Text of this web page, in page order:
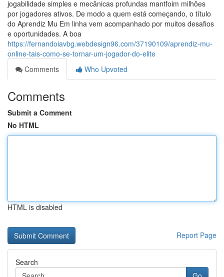
jogabilidade simples e mecânicas profundas mantfoim milhões
por jogadores ativos. De modo a quem está começando, o título
do Aprendiz Mu Em linha vem acompanhado por muitos desafios
e oportunidades. A boa
https://fernandoiavbg.webdesign96.com/37190109/aprendiz-mu-
online-tais-como-se-tornar-um-jogador-do-elite
Comments
Who Upvoted
Comments
Submit a Comment
No HTML
HTML is disabled
Report Page
Search